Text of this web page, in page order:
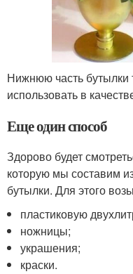
Нижнюю часть бутылки
использовать в
Еще один способ
Здорово будет
которую мы составим
бутылки. Для этого
пластиковую
ножницы;
украшения;
краски.